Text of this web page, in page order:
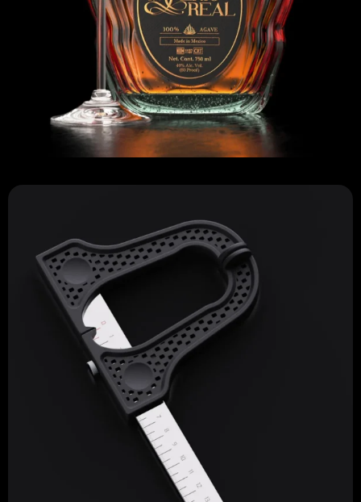
Diseño industrial
antropómetro de huesos cortos
Ingeniería de Producto